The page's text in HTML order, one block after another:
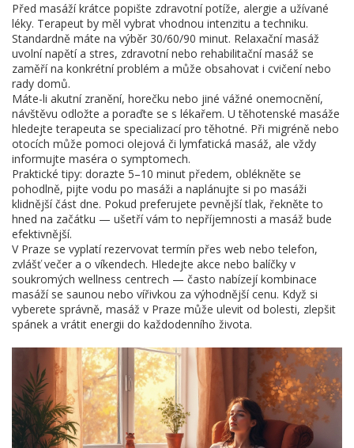
Před masáží krátce popište zdravotní potíže, alergie a užívané
léky. Terapeut by měl vybrat vhodnou intenzitu a techniku.
Standardně máte na výběr 30/60/90 minut. Relaxační masáž
uvolní napětí a stres, zdravotní nebo rehabilitační masáž se
zaměří na konkrétní problém a může obsahovat i cvičení nebo
rady domů.
Máte-li akutní zranění, horečku nebo jiné vážné onemocnění,
návštěvu odložte a poraďte se s lékařem. U těhotenské masáže
hledejte terapeuta se specializací pro těhotné. Při migréně nebo
otocích může pomoci olejová či lymfatická masáž, ale vždy
informujte maséra o symptomech.
Praktické tipy: dorazte 5–10 minut předem, oblékněte se
pohodlně, pijte vodu po masáži a naplánujte si po masáži
klidnější část dne. Pokud preferujete pevnější tlak, řekněte to
hned na začátku — ušetří vám to nepříjemnosti a masáž bude
efektivnější.
V Praze se vyplatí rezervovat termín přes web nebo telefon,
zvlášť večer a o víkendech. Hledejte akce nebo balíčky v
soukromých wellness centrech — často nabízejí kombinace
masáží se saunou nebo vířivkou za výhodnější cenu. Když si
vyberete správně, masáž v Praze může ulevit od bolesti, zlepšit
spánek a vrátit energii do každodenního života.